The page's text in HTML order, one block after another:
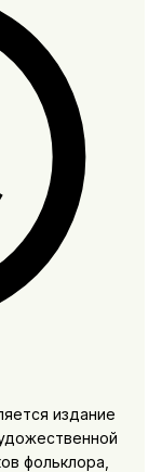
издание
фольклора,